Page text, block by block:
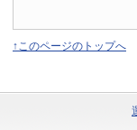
↑このページのトップへ